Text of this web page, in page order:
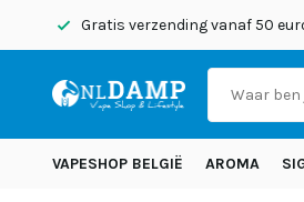
Gratis verzending vanaf 50
VAPESHOP BELGIË AROMA